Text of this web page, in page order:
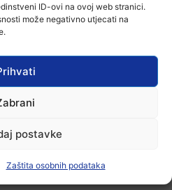
ID-ovi na ovoj web stranici.
može negativno utjecati na
postavke
Zaštita osobnih podataka
zahvalnosti i Dan
branitelja
- 4 kolovoza, 2026
Antuna Babića u vinkovačkoj
4 kolovoza, 2026